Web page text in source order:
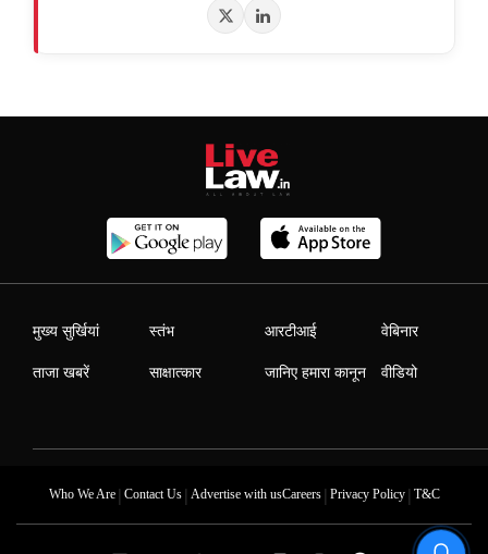
मुख्य सुर्खियां
ताजा खबरें
स्तंभ
साक्षात्कार
आरटीआई
जानिए हमारा कानून
वेबिनार
वीडियो
Who We Are| Contact Us| Advertise with usCareers| Privacy Policy| T&C